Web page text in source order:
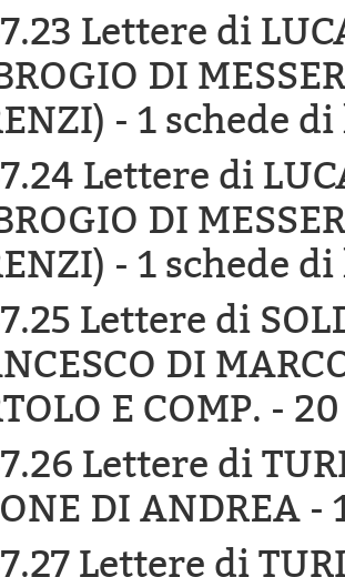
Lettere di
DI
- 1 schede
Lettere di
DI
- 1 schede
Lettere di
DI
E COMP. -
Lettere di
DI ANDREA -
Lettere di